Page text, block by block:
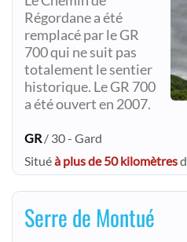
Régordane a été
remplacé par le GR
700 qui ne suit pas
totalement le sentier
historique. Le GR 700
a été ouvert en 2007.
GR / 30 - Gard
Situéà plus de 50 kilomètres
Serre de Montué